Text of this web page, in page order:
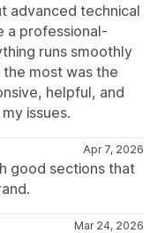
advanced technical
a professional-
runs smoothly
most was the
helpful, and
issues.
Apr 7, 2026
good sections that
Mar 24, 2026